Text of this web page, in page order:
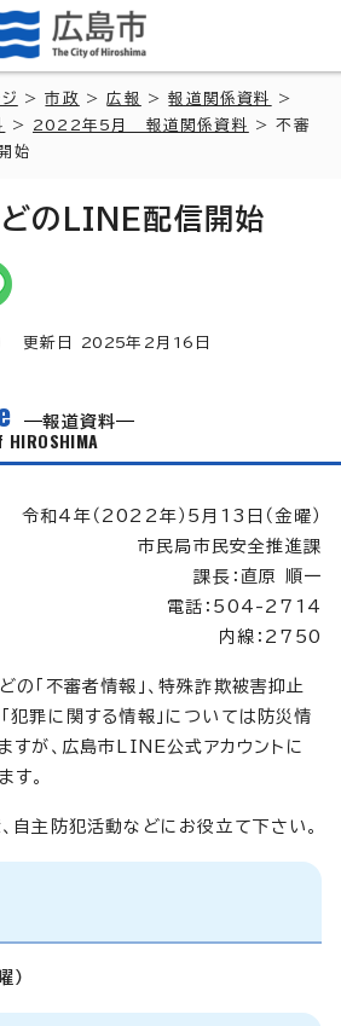
>市政 >広報 >報道関係資料
>
> 2022年5月 報道関係資料
> 不審
始
のLINE配信開始
更新日 2025年2月 16 日
報道資料
令和4年（2022年）5月13日（金曜）
市民局市民安全推進課
課長：直原 順一
電話：504-2714
内線：2750
の「不審者情報」、特殊詐欺被害抑止
犯罪に関する情報」については防災情
すが、広島市LINE公式アカウントに
す。
自主防犯活動などにお役立て下さい。
）